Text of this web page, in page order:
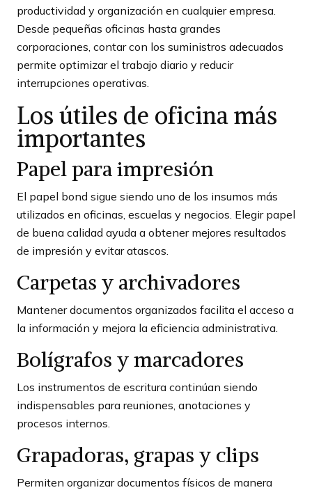
productividad y organización en cualquier empresa.
Desde pequeñas oficinas hasta grandes
corporaciones, contar con los suministros adecuados
permite optimizar el trabajo diario y reducir
interrupciones operativas.
Los útiles de oficina más
importantes
Papel para impresión
El papel bond sigue siendo uno de los insumos más
utilizados en oficinas, escuelas y negocios. Elegir papel
de buena calidad ayuda a obtener mejores resultados
de impresión y evitar atascos.
Carpetas y archivadores
Mantener documentos organizados facilita el acceso a
la información y mejora la eficiencia administrativa.
Bolígrafos y marcadores
Los instrumentos de escritura continúan siendo
indispensables para reuniones, anotaciones y
procesos internos.
Grapadoras, grapas y clips
Permiten organizar documentos físicos de manera